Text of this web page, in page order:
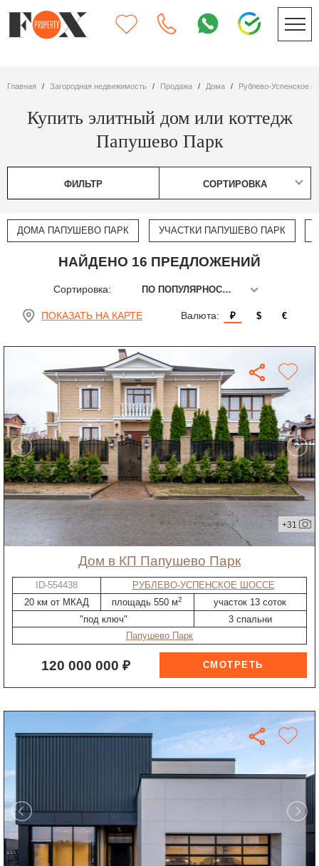
Главная Загородная недвижимость Продажа дома Рублево-Успенское
Купить элитный дом или коттедж
Папушево Парк
ФИЛЬТР СОРТИРОВКА
ДОМА ПАПУШЕВО ПАРК УЧАСТКИ ПАПУШЕВО ПАРК
НАЙДЕНО 16 ПРЕДЛОЖЕНИЙ
Сортировка: ПО ПОПУЛЯРНОСТИ
ПОКАЗАТЬ НА КАРТЕ Валюта: ₽ $ €
+31
дом в КП Папушево Парк
ID-554438
РУБЛЕВО-УСПЕНСКОЕ ШОССЕ
20 км от МКАД
площадь 550 м2
участок 13 соток
"под ключ"
3 спальни
Папушево Парк
120 000 000 ₽